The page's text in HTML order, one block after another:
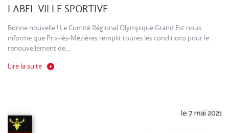
LABEL VILLE SPORTIVE
Bonne nouvelle ! Le Comité Régional Olympique Grand Est nous
informe que Prix-lès-Mézières remplit toutes les conditions pour le
renouvellement de...
Lire la suite